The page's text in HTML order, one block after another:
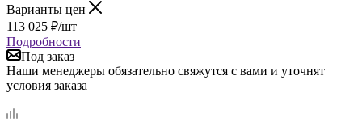
Варианты цен
113 025 ₽/шт
Подробности
Под заказ
Наши менеджеры обязательно свяжутся с вами и уточнят
условия заказа